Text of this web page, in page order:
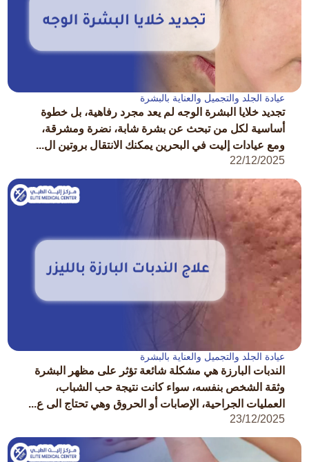
عيادة الجلد والتجميل والعناية بالبشرة
تجديد خلايا البشرة الوجه لم يعد مجرد رفاهية، بل خطوة
أساسية لكل من تبحث عن بشرة شابة، نضرة ومشرقة،
ومع عيادات إليت في البحرين يمكنك الانتقال بروتين ال...
22/12/2025
عيادة الجلد والتجميل والعناية بالبشرة
الندبات البارزة هي مشكلة شائعة تؤثر على مظهر البشرة
وثقة الشخص بنفسه، سواء كانت نتيجة حب الشباب،
العمليات الجراحية، الإصابات أو الحروق وهي تحتاج الى ع...
23/12/2025